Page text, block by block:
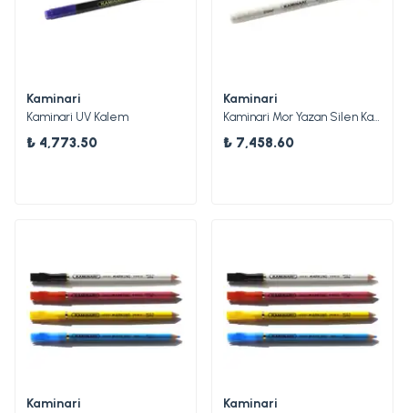
Kaminari
Kaminari UV Kalem
₺ 4,773.50
Kaminari
Kaminari Mor Yazan Silen Kalem
₺ 7,458.60
Kaminari Kaminari